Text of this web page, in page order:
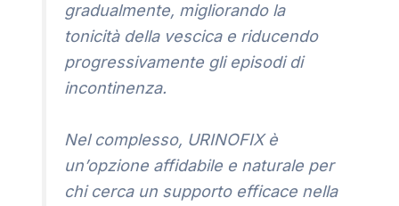
gradualmente, migliorando la
tonicità della vescica e riducendo
progressivamente gli episodi di
incontinenza.
Nel complesso, URINOFIX è
un’opzione affidabile e naturale per
chi cerca un supporto efficace nella